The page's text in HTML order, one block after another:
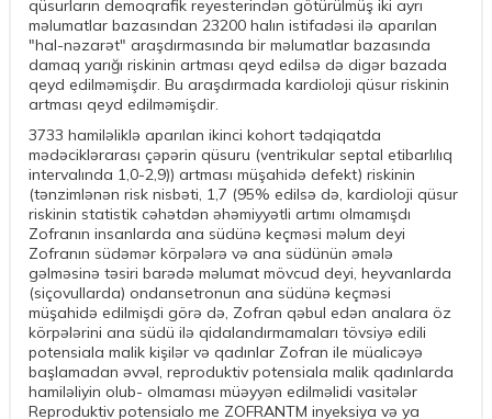
qüsurların demoqrafik reyesterindən götürülmüş iki ayrı
məlumatlar bazasından 23200 halın istifadəsi ilə aparılan
"hal-nəzarət" araşdırmasında bir məlumatlar bazasında
damaq yarığı riskinin artması qeyd edilsə də digər bazada
qeyd edilməmişdir. Bu araşdırmada kardioloji qüsur riskinin
artması qeyd edilməmişdir.
3733 hamiləliklə aparılan ikinci kohort tədqiqatda
mədəciklərarası çəpərin qüsuru (ventrikular septal etibarlılıq
intervalında 1,0-2,9)) artması müşahidə defekt) riskinin
(tənzimlənən risk nisbəti, 1,7 (95% edilsə də, kardioloji qüsur
riskinin statistik cəhətdən əhəmiyyətli artımı olmamışdı
Zofranın insanlarda ana südünə keçməsi məlum deyi
Zofranın südəmər körpələrə və ana südünün əmələ
gəlməsinə təsiri barədə məlumat mövcud deyi, heyvanlarda
(siçovullarda) ondansetronun ana südünə keçməsi
müşahidə edilmişdi görə də, Zofran qəbul edən analara öz
körpələrini ana südü ilə qidalandırmamaları tövsiyə edili
potensiala malik kişilər və qadınlar Zofran ile müalicəyə
başlamadan əvvəl, reproduktiv potensiala malik qadınlarda
hamiləliyin olub- olmaması müəyyən edilməlidi vasitələr
Reproduktiv potensialo me ZOFRANTM inyeksiya və ya